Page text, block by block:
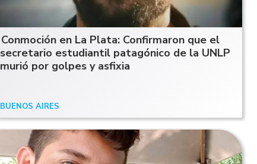
Conmoción en La Plata: Confirmaron que el
secretario estudiantil patagónico de la UNLP
murió por golpes y asfixia
BUENOS AIRES